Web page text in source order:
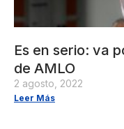
Es en serio: va
de AMLO
2 agosto, 2022
Leer Más